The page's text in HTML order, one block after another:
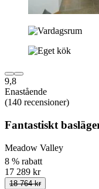
9,8
Enastående
(140 recensioner)
Fantastiskt
Meadow Valley
8 % rabatt
17 289 kr
18 764 kr